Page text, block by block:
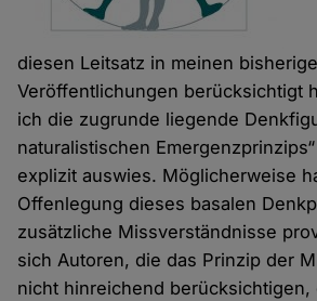
diesen Leitsatz in meinen
Veröffentlichungen berücksichtigt
ich die zugrunde liegende
naturalistischen
explizit auswies. Möglicherweise
Offenlegung dieses basalen
zusätzliche Missverständnisse
sich Autoren, die das Prinzip der
nicht hinreichend berücksichtigen,